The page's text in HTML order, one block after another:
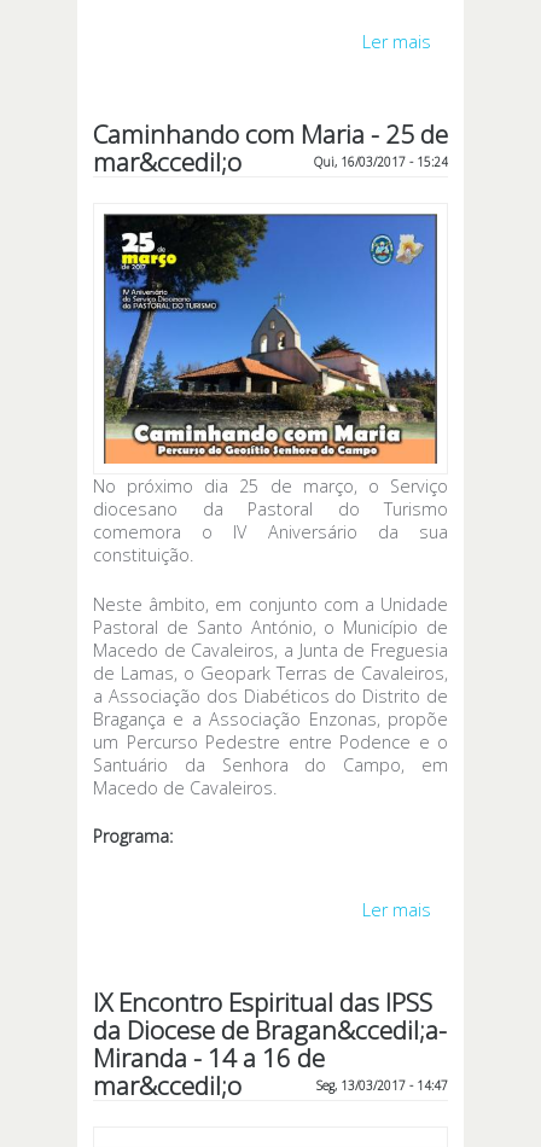
Ler mais
da Catedral -
25 de março
Caminhando com Maria - 25 de
mar&ccedil;o
Qui, 16/03/2017 - 15:24
No próximo dia 25 de março, o Serviço
diocesano da Pastoral do Turismo
comemora o IV Aniversário da sua
constituição.
Neste âmbito, em conjunto com a Unidade
Pastoral de Santo António, o Município de
Macedo de Cavaleiros, a Junta de Freguesia
de Lamas, o Geopark Terras de Cavaleiros,
a Associação dos Diabéticos do Distrito de
Bragança e a Associação Enzonas, propõe
um Percurso Pedestre entre Podence e o
Santuário da Senhora do Campo, em
Macedo de Cavaleiros.
Programa:
Ler mais
IX Encontro Espiritual das IPSS
da Diocese de Bragan&ccedil;a-
Miranda - 14 a 16 de
mar&ccedil;o
Seg, 13/03/2017 - 14:47